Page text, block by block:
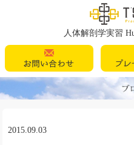
T's
人体解剖学実習
お問い合わせ
プ
2015.09.03